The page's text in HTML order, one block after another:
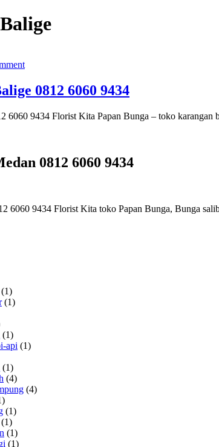
on
Bunga
Balige
6060
0812 6060 9434
6060 9434 Florist Kita Papan Bunga – toko
0812 6060 9434
6060 9434 Florist Kita toko Papan Bunga, Bunga
(1)
(1)
api (1)
(1)
(4)
(4)
(1)
(1)
(1)
(1)